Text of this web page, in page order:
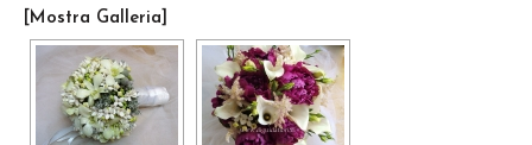
[Mostra Galleria]